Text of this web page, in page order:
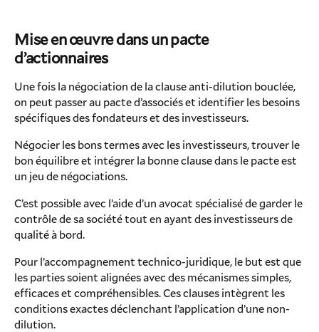
Mise en œuvre dans un pacte
d’actionnaires
Une fois la négociation de la clause anti-dilution bouclée,
on peut passer au pacte d’associés et identifier les besoins
spécifiques des fondateurs et des investisseurs.
Négocier les bons termes avec les investisseurs, trouver le
bon équilibre et intégrer la bonne clause dans le pacte est
un jeu de négociations.
C’est possible avec l’aide d’un avocat spécialisé de garder le
contrôle de sa société tout en ayant des investisseurs de
qualité à bord.
Pour l’accompagnement technico-juridique, le but est que
les parties soient alignées avec des mécanismes simples,
efficaces et compréhensibles. Ces clauses intègrent les
conditions exactes déclenchant l’application d’une non-
dilution.